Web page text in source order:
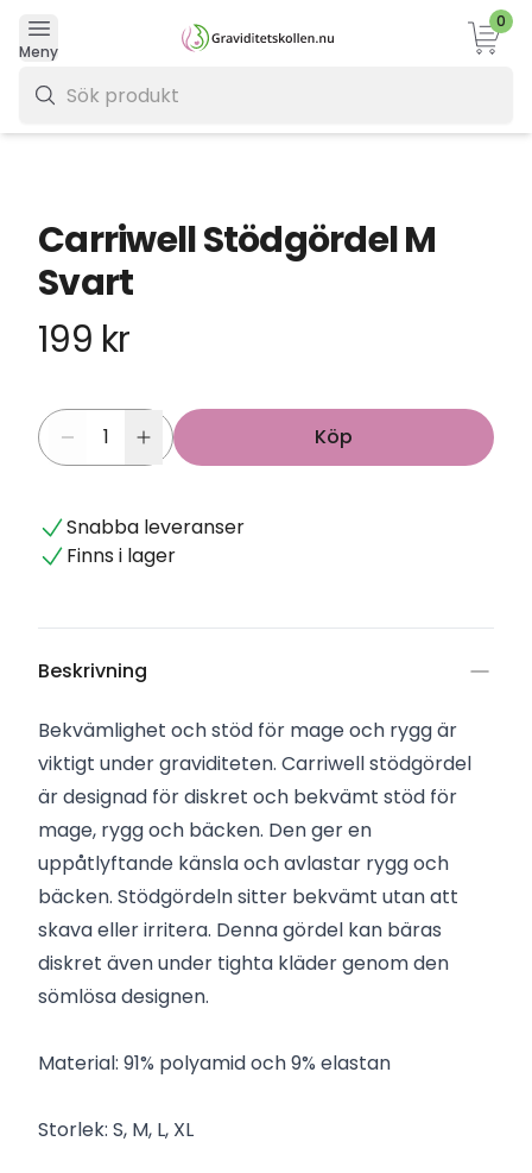
Meny
0
Carriwell Stödgördel M
Svart
199 kr
Köp
Snabba leveranser
Finns i lager
Beskrivning
Bekvämlighet och stöd för mage och rygg är
viktigt under graviditeten. Carriwell stödgördel
är designad för diskret och bekvämt stöd för
mage, rygg och bäcken. Den ger en
uppåtlyftande känsla och avlastar rygg och
bäcken. Stödgördeln sitter bekvämt utan att
skava eller irritera. Denna gördel kan bäras
diskret även under tighta kläder genom den
sömlösa designen.
Material: 91% polyamid och 9% elastan
Storlek: S, M, L, XL